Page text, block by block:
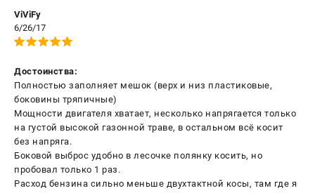
ViViFy
6/26/17
Достоинства:
Полностью заполняет мешок (верх и низ пластиковые,
боковины тряпичные)
Мощности двигателя хватает, несколько напрягается только
на густой высокой газонной траве, в остальном всё косит
без напряга.
Боковой выброс удобно в лесочке полянку косить, но
пробовал только 1 раз.
Расход бензина сильно меньше двухтактной косы, там где я